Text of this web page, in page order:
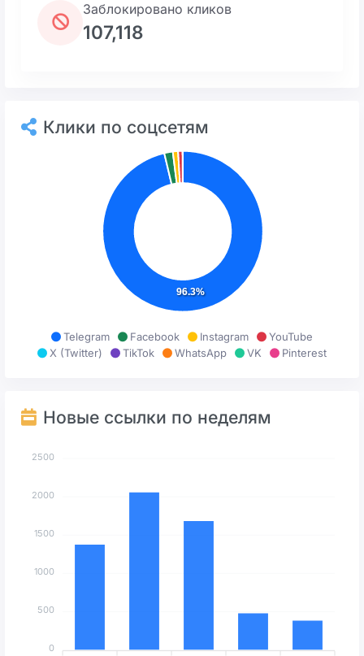
Заблокировано кликов
107,118
Клики по соцсетям
Telegram Facebook Instagram
YouTube
X (Twitter)
TikTok WhatsApp VK Pinterest
96.3%
Новые ссылки по неделям
2500
2000
1500
1000
500
0